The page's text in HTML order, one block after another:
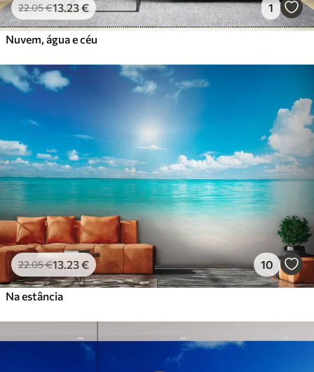
22.05€13.23€ 1
Nuvem, água e céu
22.05€13.23€ 10
Na estância